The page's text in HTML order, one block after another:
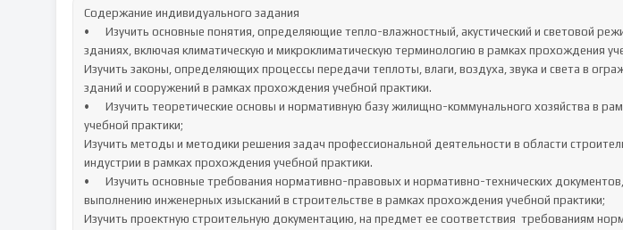
Содержание индивидуального задания
•	Изучить основные понятия, определяющие тепло-влажностный, акустический и световой режимы помещений в
зданиях, включая климатическую и микроклиматическую терминологию в рамках прохождения
Изучить законы, определяющих процессы передачи теплоты, влаги, воздуха, звука и света в
зданий и сооружений в рамках прохождения учебной практики.
•	Изучить теоретические основы и нормативную базу жилищно-коммунального хозяйства в рамках прохождения
учебной практики;
Изучить методы и методики решения задач профессиональной деятельности в области
индустрии в рамках прохождения учебной практики.
•	Изучить основные требования нормативно-правовых и нормативно-технических документов, предъявляемых к
выполнению инженерных изысканий в строительстве в рамках прохождения учебной практики;
Изучить проектную строительную документацию, на предмет ее соответствия  требованиям